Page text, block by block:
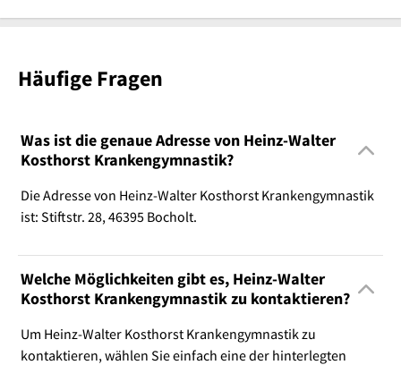
Häufige Fragen
Was ist die genaue Adresse von Heinz-Walter
Kosthorst Krankengymnastik?
Die Adresse von Heinz-Walter Kosthorst Krankengymnastik
ist: Stiftstr. 28, 46395 Bocholt.
Welche Möglichkeiten gibt es, Heinz-Walter
Kosthorst Krankengymnastik zu kontaktieren?
Um Heinz-Walter Kosthorst Krankengymnastik zu
kontaktieren, wählen Sie einfach eine der hinterlegten